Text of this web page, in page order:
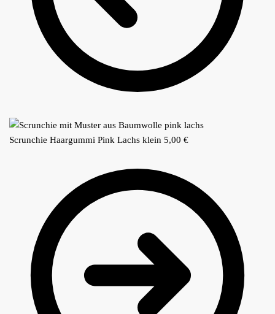
Scrunchie Haargummi Pink Lachs klein 5,00 €